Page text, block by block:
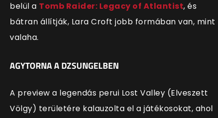
belül a Tomb Raider: Legacy of Atlantist, és
bátran állítják, Lara Croft jobb formában van, mint
valaha.
AGYTORNA A DZSUNGELBEN
A preview a legendás perui Lost Valley (Elveszett
Völgy) területére kalauzolta el a játékosokat, ahol